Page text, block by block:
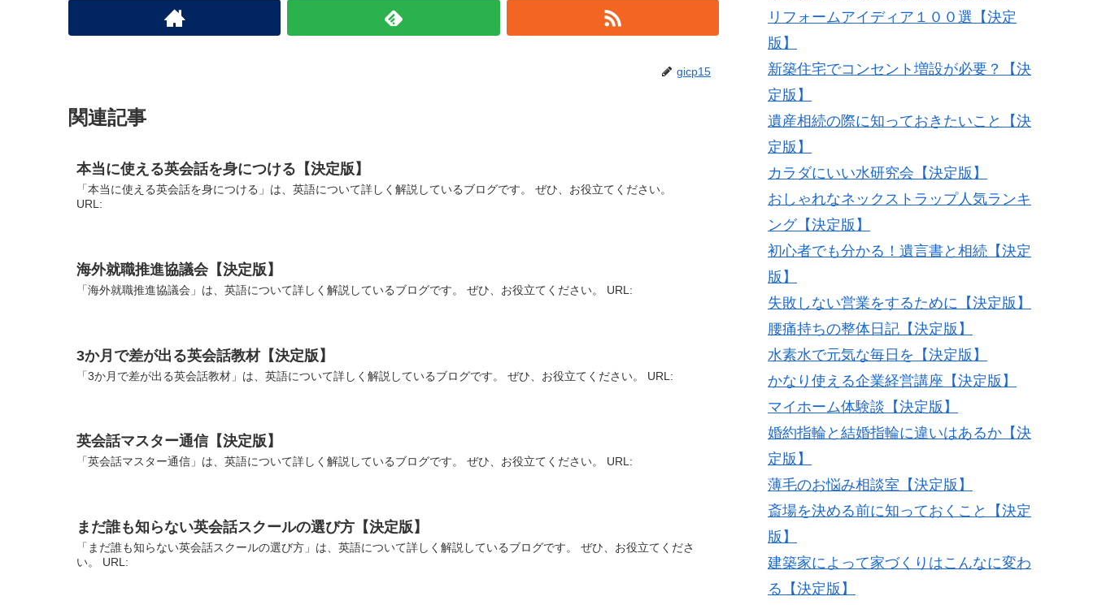
gicp15
関連記事
本当に使える英会話を身につける【決定版】
「本当に使える英会話を身につける」は、英語について詳しく解説しているブログです。 ぜひ、お役立てください。
URL:
海外就職推進協議会【決定版】
「海外就職推進協議会」は、英語について詳しく解説しているブログです。 ぜひ、お役立てください。 URL:
3か月で差が出る英会話教材【決定版】
「3か月で差が出る英会話教材」は、英語について詳しく解説しているブログです。 ぜひ、お役立てください。 URL:
英会話マスター通信【決定版】
「英会話マスター通信」は、英語について詳しく解説しているブログです。 ぜひ、お役立てください。 URL:
まだ誰も知らない英会話スクールの選び方【決定版】
「まだ誰も知らない英会話スクールの選び方」は、英語について詳しく解説しているブログです。 ぜひ、お役立てくださ
い。 URL:
リフォームアイディア１００選【決定
版】
新築住宅でコンセント増設が必要？【決
定版】
遺産相続の際に知っておきたいこと【決
定版】
カラダにいい水研究会【決定版】
おしゃれなネックストラップ人気ランキ
ング【決定版】
初心者でも分かる！遺言書と相続【決定
版】
失敗しない営業をするために【決定版】
腰痛持ちの整体日記【決定版】
水素水で元気な毎日を【決定版】
かなり使える企業経営講座【決定版】
マイホーム体験談【決定版】
婚約指輪と結婚指輪に違いはあるか【決
定版】
薄毛のお悩み相談室【決定版】
斎場を決める前に知っておくこと【決定
版】
建築家によって家づくりはこんなに変わ
る【決定版】